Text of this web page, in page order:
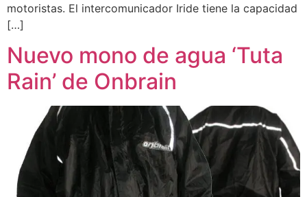
motoristas. El intercomunicador Iride tiene la capacidad
[…]
Nuevo mono de agua ‘Tuta
Rain’ de Onbrain